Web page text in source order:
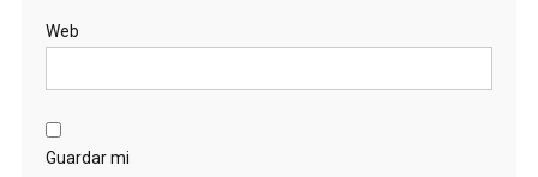
Web
Guardar mi